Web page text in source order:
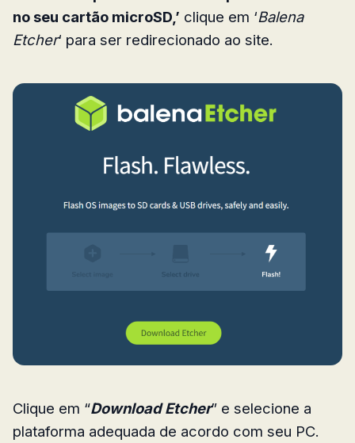
no seu cartão microSD,’ clique em ‘Balena
Etcher‘ para ser redirecionado ao site.
Clique em “Download Etcher” e selecione a
plataforma adequada de acordo com seu PC.